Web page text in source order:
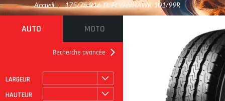
Accueil / 175/75 R16 TL FI VANHAWK 101/99R
AUTO MOTO
Recherche avancée
LARGEUR
HAUTEUR
ROULAGE À PLAT